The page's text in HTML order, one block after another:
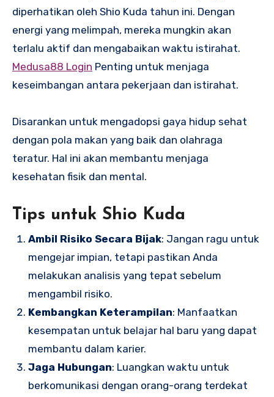
diperhatikan oleh Shio Kuda tahun ini. Dengan
energi yang melimpah, mereka mungkin akan
terlalu aktif dan mengabaikan waktu istirahat.
Medusa88 Login Penting untuk menjaga
keseimbangan antara pekerjaan dan istirahat.
Disarankan untuk mengadopsi gaya hidup sehat
dengan pola makan yang baik dan olahraga
teratur. Hal ini akan membantu menjaga
kesehatan fisik dan mental.
Tips untuk Shio Kuda
Ambil Risiko Secara Bijak: Jangan ragu untuk
mengejar impian, tetapi pastikan Anda
melakukan analisis yang tepat sebelum
mengambil risiko.
Kembangkan Keterampilan: Manfaatkan
kesempatan untuk belajar hal baru yang dapat
membantu dalam karier.
Jaga Hubungan: Luangkan waktu untuk
berkomunikasi dengan orang-orang terdekat